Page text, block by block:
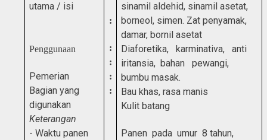
utama / isi
Penggunaan
Pemerian
Bagian yang
digunakan
Keterangan
- Waktu panen
:
:
:
:
:
sinamil aldehid, sinamil asetat,
borneol, simen. Zat penyamak,
damar, bornil asetat
Diaforetika, karminativa, anti
iritansia, bahan pewangi,
bumbu masak.
Bau khas, rasa manis
Kulit batang
Panen pada umur 8 tahun,